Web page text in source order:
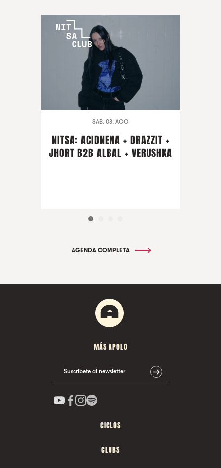
SAB. 08. AGO
NITSA: ACIDNENA + DRAZZIT +
JHORT B2B ALBAL + VERUSHKA
AGENDA COMPLETA
MÁS APOLO
Suscríbete al newsletter
CICLOS
CLUBS